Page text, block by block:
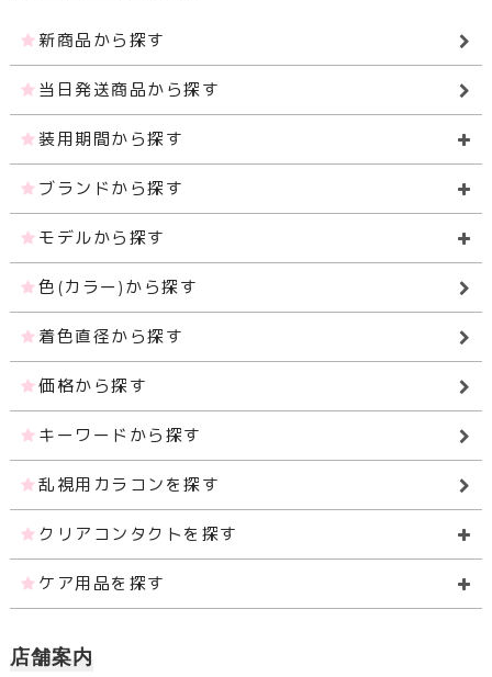
新商品から探す
当日発送商品から探す
装用期間から探す
ブランドから探す
モデルから探す
色(カラー)から探す
着色直径から探す
価格から探す
キーワードから探す
乱視用カラコンを探す
クリアコンタクトを探す
ケア用品を探す
店舗案内